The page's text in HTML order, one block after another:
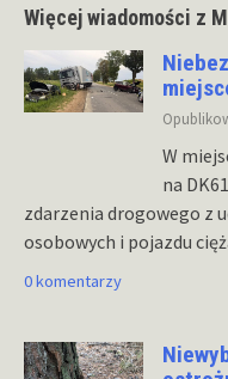
Więcej wiadomości z
W
na
zdarzenia drogowego z
osobowych i pojazdu
0 komentarzy